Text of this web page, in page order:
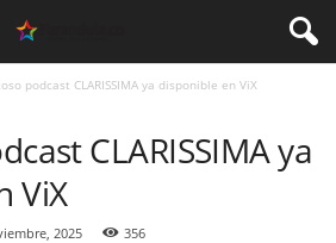
podcast CLARISSIMA ya disponible en ViX
CLARISSIMA ya
ViX
2025 356